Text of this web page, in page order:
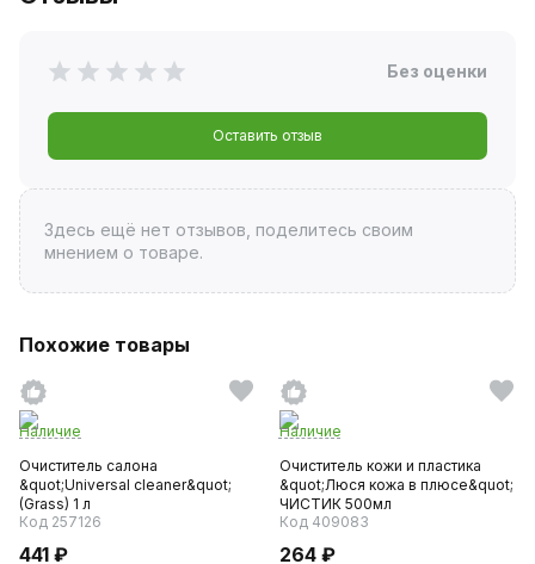
Без оценки
Оставить отзыв
Здесь ещё нет отзывов, поделитесь своим
мнением о товаре.
Похожие товары
Наличие
Очиститель салона
&quot;Universal сleaner&quot;
(Grass) 1 л
Код 257126
441 ₽
Наличие
Очиститель кожи и пластика
&quot;Люся кожа в плюсе&quot;
ЧИСТИК 500мл
Код 409083
264 ₽